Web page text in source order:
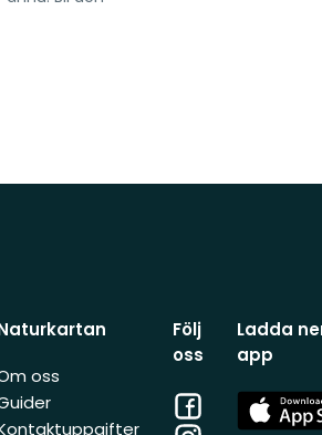
oss
Följ
oss
Facebook
Ladda
app
App
Store